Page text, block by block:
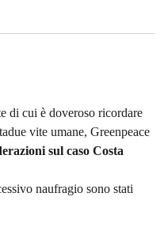
di cui è doveroso ricordare
vite umane, Greenpeace
sul caso Costa
naufragio sono stati